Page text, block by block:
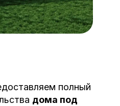
полный
дома под